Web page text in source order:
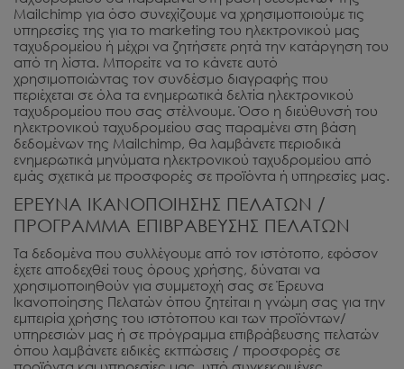
Mailchimp για όσο συνεχίζουμε να χρησιμοποιούμε τις
υπηρεσίες της για το marketing του ηλεκτρονικού μας
ταχυδρομείου ή μέχρι να ζητήσετε ρητά την κατάργηση του
από τη λίστα. Μπορείτε να το κάνετε αυτό
χρησιμοποιώντας τον συνδέσμο διαγραφής που
περιέχεται σε όλα τα ενημερωτικά δελτία ηλεκτρονικού
ταχυδρομείου που σας στέλνουμε. Όσο η διεύθυνσή του
ηλεκτρονικού ταχυδρομείου σας παραμένει στη βάση
δεδομένων της Mailchimp, θα λαμβάνετε περιοδικά
ενημερωτικά μηνύματα ηλεκτρονικού ταχυδρομείου από
εμάς σχετικά με προσφορές σε προϊόντα ή υπηρεσίες μας.
ΕΡΕΥΝΑ ΙΚΑΝΟΠΟΙΗΣΗΣ ΠΕΛΑΤΩΝ /
ΠΡΟΓΡΑΜΜΑ ΕΠΙΒΡΑΒΕΥΣΗΣ ΠΕΛΑΤΩΝ
Τα δεδομένα που συλλέγουμε από τον ιστότοπο, εφόσον
έχετε αποδεχθεί τους όρους χρήσης, δύναται να
χρησιμοποιηθούν για συμμετοχή σας σε Έρευνα
Ικανοποίησης Πελατών όπου ζητείται η γνώμη σας για την
εμπειρία χρήσης του ιστότοπου και των προϊόντων/
υπηρεσιών μας ή σε πρόγραμμα επιβράβευσης πελατών
όπου λαμβάνετε ειδικές εκτπώσεις / προσφορές σε